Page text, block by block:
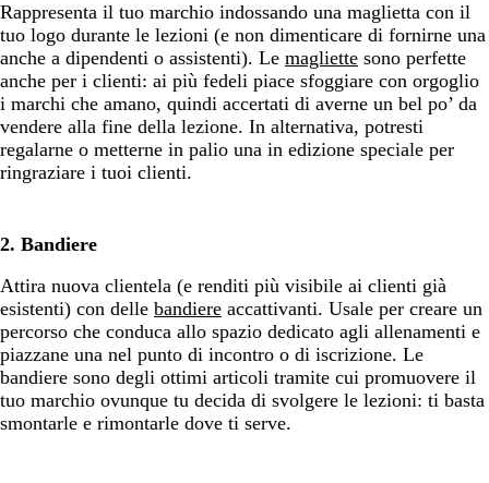
Rappresenta il tuo marchio indossando una maglietta con il
tuo logo durante le lezioni (e non dimenticare di fornirne una
anche a dipendenti o assistenti). Le magliette sono perfette
anche per i clienti: ai più fedeli piace sfoggiare con orgoglio
i marchi che amano, quindi accertati di averne un bel po’ da
vendere alla fine della lezione. In alternativa, potresti
regalarne o metterne in palio una in edizione speciale per
ringraziare i tuoi clienti.
2. Bandiere
Attira nuova clientela (e renditi più visibile ai clienti già
esistenti) con delle bandiere accattivanti. Usale per creare un
percorso che conduca allo spazio dedicato agli allenamenti e
piazzane una nel punto di incontro o di iscrizione. Le
bandiere sono degli ottimi articoli tramite cui promuovere il
tuo marchio ovunque tu decida di svolgere le lezioni: ti basta
smontarle e rimontarle dove ti serve.